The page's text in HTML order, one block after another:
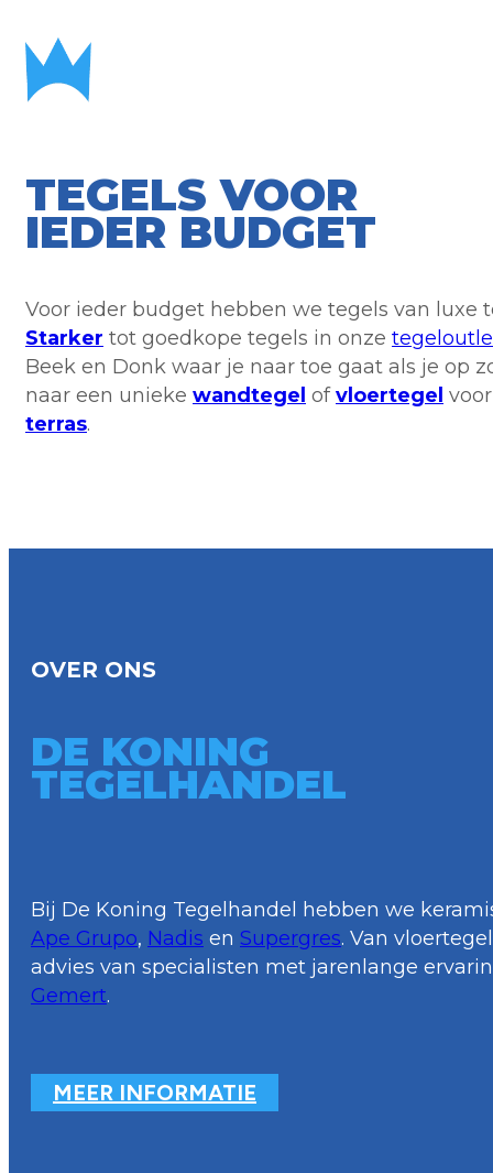
TEGELS VOOR
IEDER BUDGET
Voor ieder budget hebben we tegels van luxe
Starker tot goedkope tegels in onze
Beek en Donk waar je naar toe gaat als je op
naar een unieke wandtegel ofvloertegel
terras.
OVER ONS
DE KONING
TEGELHANDEL
Bij De Koning Tegelhandel hebben we
Ape Grupo, Nadis en Supergres. Van
advies van specialisten met jarenlange
Gemert.
MEER INFORMATIE